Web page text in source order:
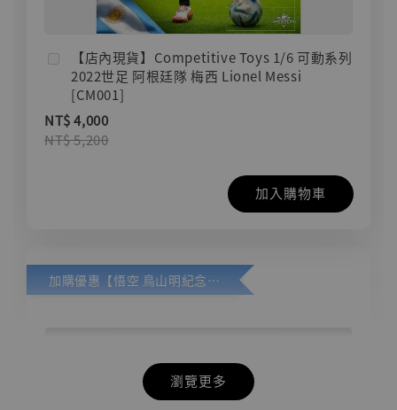
【店內現貨】Competitive Toys 1/6 可動系列
2022世足 阿根廷隊 梅西 Lionel Messi
[CM001]
NT$ 4,000
NT$ 5,200
加入購物車
加購優惠【悟空 鳥山明紀念款 [奇蹟工作室]】
瀏覽更多